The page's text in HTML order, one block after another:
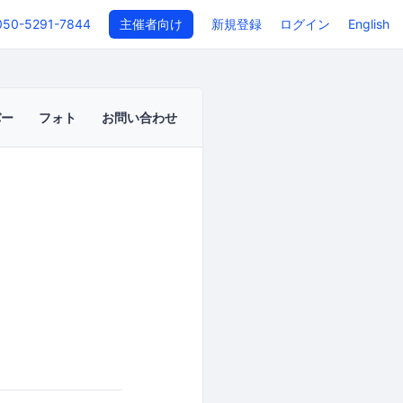
5291-7844 主催者向け 新規登録 ログイン English
フォト お問い合わせ